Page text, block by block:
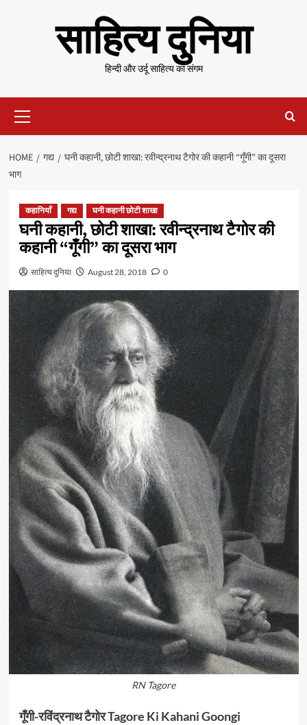
साहित्य दुनिया
हिन्दी और उर्दू साहित्य का संगम
Menu
HOME गद्य
घनी कहानी, छोटी शाखा: रवीन्द्रनाथ टैगोर की कहानी “गूँगी” का दूसरा
भाग
कहानियाँ गद्य घनी कहानी छोटी शाखा
घनी कहानी, छोटी शाखा: रवीन्द्रनाथ टैगोर की
कहानी “गूँगी” का दूसरा भाग
साहित्य दुनिया August 28, 2018 0
RN Tagore
गूँगी-रविंद्रनाथ टैगोर Tagore Ki Kahani Goongi